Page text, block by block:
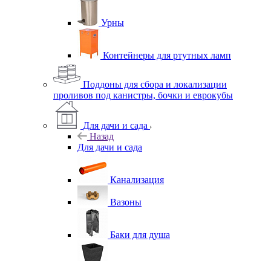
Урны
Контейнеры для ртутных ламп
Поддоны для сбора и локализации
проливов под канистры, бочки и еврокубы
Для дачи и сада
Назад
Для дачи и сада
Канализация
Вазоны
Баки для душа